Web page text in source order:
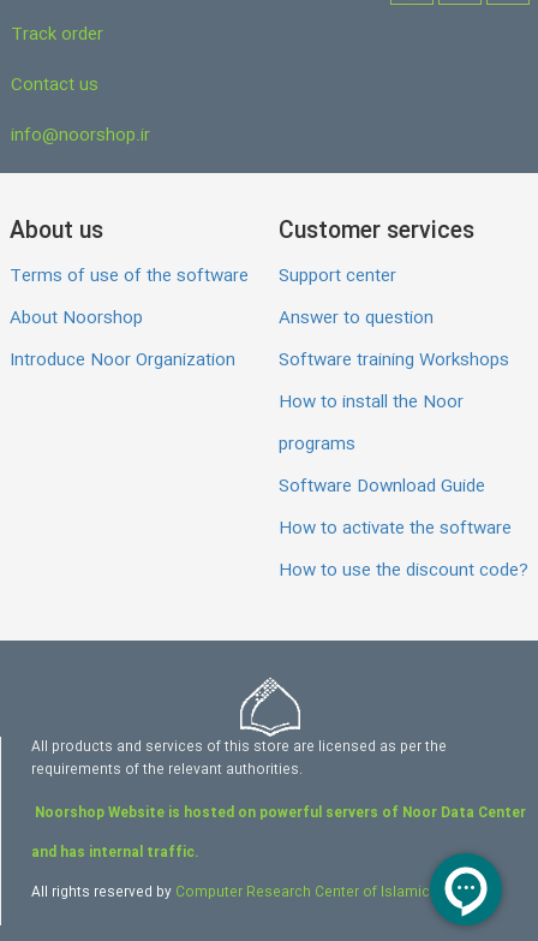
Track order
Contact us
info@noorshop.ir
About us
Terms of use of the software
About Noorshop
Introduce Noor Organization
Customer services
Support center
Answer to question
Software training Workshops
How to install the Noor
programs
Software Download Guide
How to activate the software
How to use the discount code?
All products and services of this store are licensed as per the
requirements of the relevant authorities.
Noorshop Website is hosted on powerful servers of Noor Data Center
and has internal traffic.
All rights reserved by Computer Research Center of Islamic Sciences